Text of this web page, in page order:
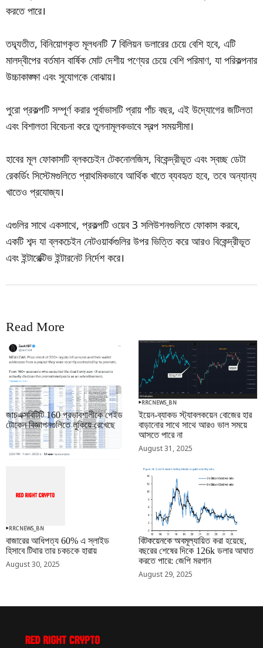
করতে পারে।
তদ্ব্যতীত, বিনিয়োগকৃত মূলধনটি 7 বিলিয়ন ডলারের চেয়ে বেশি হবে, এটি
মালদ্বীপের বর্তমান বার্ষিক মোট দেশীয় পণ্যের চেয়ে বেশি পরিমাণ, যা পরিকল্পনার
উচ্চাকাঙ্ক্ষা এবং সুযোগকে বোঝায়।
পুরো প্রকল্পটি সম্পূর্ণ করার পূর্বাভাসটি প্রায় পাঁচ বছর, এই উদ্যোগের জটিলতা
এবং বিশালতা বিবেচনা করে তুলনামূলকভাবে স্বল্প সময়সীমা।
হাবের মূল ফোকাসটি ব্লকচেইন টেকনোলজিস, বিকেন্দ্রীভূত এবং স্বচ্ছ ডেটা
রেকর্ডিং সিস্টেমগুলিতে প্রাথমিকভাবে আর্থিক খাতে ব্যবহৃত হবে, তবে অন্যান্য
খাতেও প্রযোজ্য।
এগুলির সাথে একসাথে, প্রকল্পটি ওয়েব 3 সলিউশনগুলিতে ফোকাস করবে,
একটি শব্দ যা ব্লকচেইন নেটওয়ার্কগুলির উপর ভিত্তি করে আরও বিকেন্দ্রীভূত
এবং ইন্টারেক্টিভ ইন্টারনেট নির্দেশ করে।
Read More
RRCNEWS_BN
জাচএক্সবিটিটি 160 প্রভাবশালীকে পেইড
টোকেন বিজ্ঞাপনগুলিতে লুকিয়ে রেখেছে
September 01, 2025
RRCNEWS_BN
ইয়েন-ব্যাকড স্ট্যাবলকয়েন বোজের হার
বাড়ানোর সাথে সাথে আরও ভাল সময়ে
আসতে পারে না
August 31, 2025
RRCNEWS_BN
বাজারের আধিপত্য 60% এ স্লাইড
হিসাবে টিথার তার চকচকে হারায়
August 30, 2025
RRCNEWS_BN
বিটকয়েনকে অবমূল্যায়িত করা হয়েছে,
বছরের শেষের দিকে 126k ডলার আঘাত
করতে পারে: জেপি মরগান
August 29, 2025